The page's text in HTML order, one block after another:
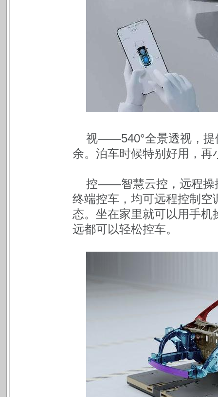
视——540°全景透视，提
余。泊车时候特别好用，再
控——智慧云控，远程操
终端控车，均可远程控制
态。坐在家里就可以用手
远都可以轻松控车。